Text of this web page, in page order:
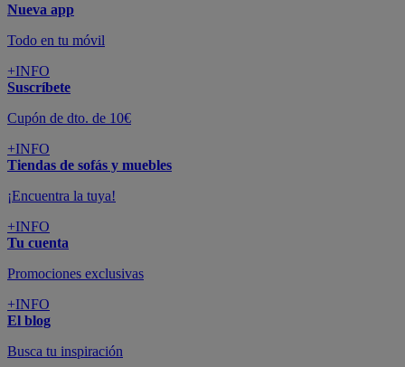
Nueva app
Todo en tu móvil
+INFO
Suscríbete
Cupón de dto. de 10€
+INFO
Tiendas de sofás y muebles
¡Encuentra la tuya!
+INFO
Tu cuenta
Promociones exclusivas
+INFO
El blog
Busca tu inspiración